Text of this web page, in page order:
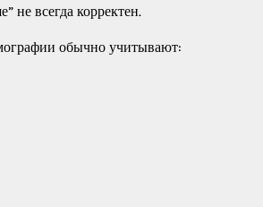
не всегда корректен.
обычно учитывают: